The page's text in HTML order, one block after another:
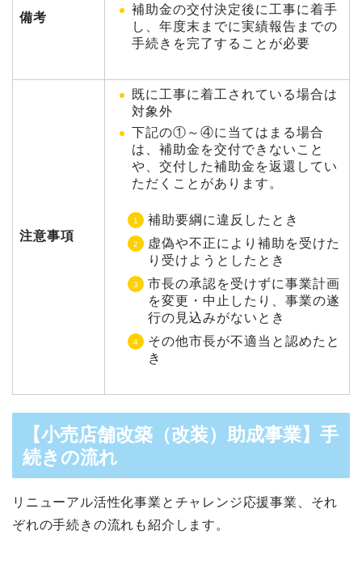
備考
補助金の交付決定後に工事に着手
し、年度末までに実績報告までの
手続きを完了することが必要
注意事項
既に工事に着工されている場合は
対象外
下記の①～④に当てはまる場合
は、補助金を交付できないこと
や、交付した補助金を返還してい
ただくことがあります。
補助要綱に違反したとき
虚偽や不正により補助を受けた
り受けようとしたとき
市長の承認を受けずに事業計画
を変更・中止したり、事業の遂
行の見込みがないとき
その他市長が不適当と認めたと
き
【小売店舗改築（改装）助成事業】手
続きの流れ
リニューアル活性化事業とチャレンジ応援事業、それ
ぞれの手続きの流れも紹介します。